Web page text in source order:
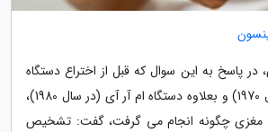
پاسخ به این سوال که قبل از اختراع دستگاه
سی تی اسکن (در سال 1970) و بعلاوه دستگاه ام آر آی (در سال 1980)،
چگونه انجام می گرفت، گفت: تشخیص